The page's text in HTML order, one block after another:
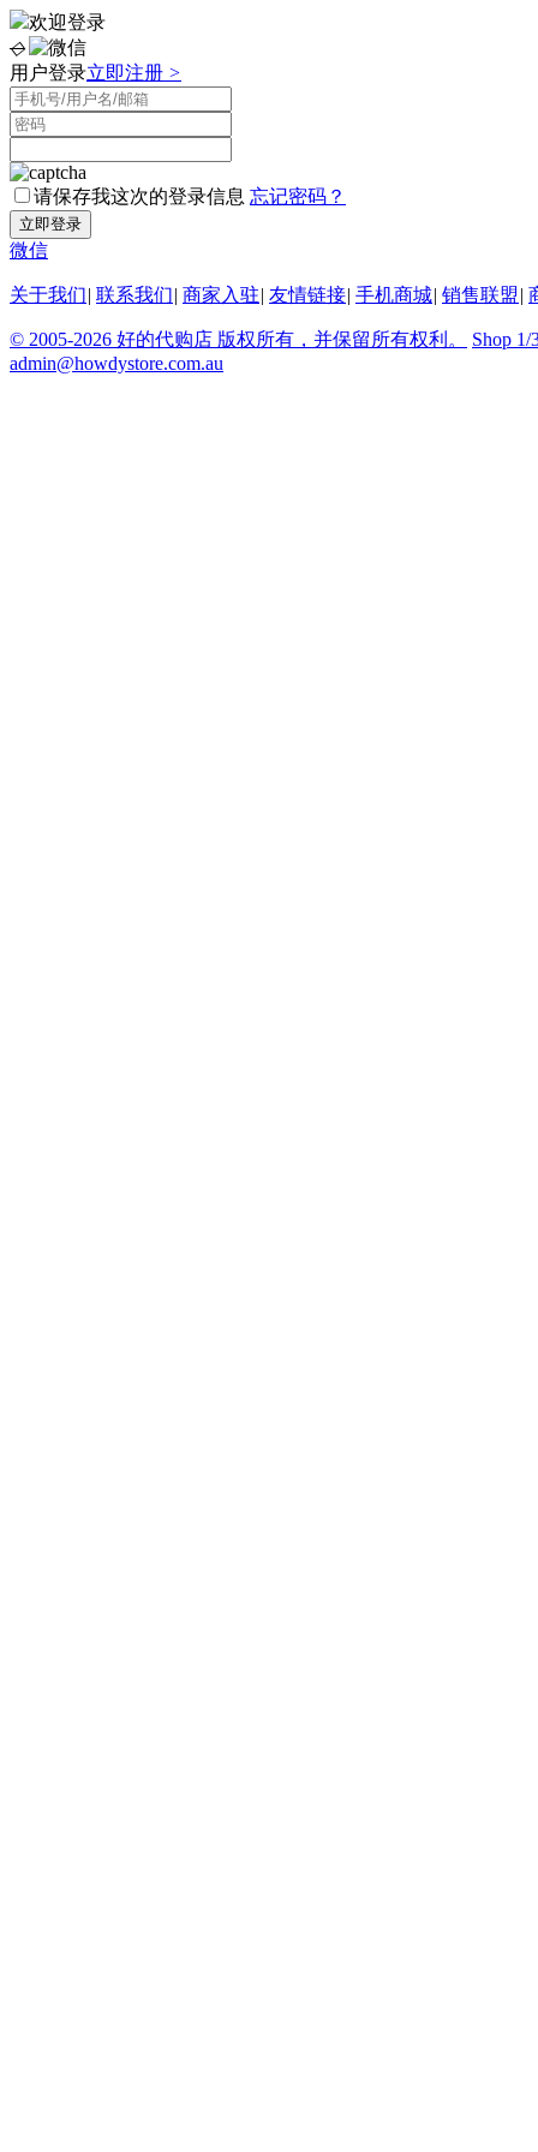
欢迎登录
◇
用户登录立即注册 >
请保存我这次的登录信息 忘记密码？
微信
关于我们| 联系我们| 商家入驻| 友情链接| 手机商城| 销售联盟|
© 2005-2026 好的代购店 版权所有，并保留所有权利。
Shop 1/
admin@howdystore.com.au